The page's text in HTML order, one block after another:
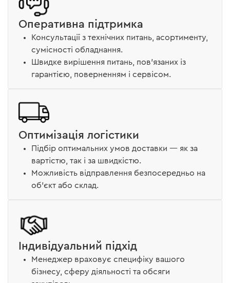
Оперативна підтримка
Консультації з технічних питань, асортименту,
сумісності обладнання.
Швидке вирішення питань, пов’язаних із
гарантією, поверненням і сервісом.
Оптимізація логістики
Підбір оптимальних умов доставки — як за
вартістю, так і за швидкістю.
Можливість відправлення безпосередньо на
об’єкт або склад.
Індивідуальний підхід
Менеджер враховує специфіку вашого
бізнесу, сферу діяльності та обсяги